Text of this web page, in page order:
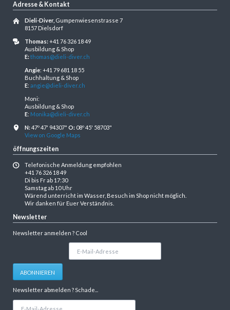
Adresse & Kontakt
Dieli-Diver, Gumpenwiesenstrasse 7
8157 Dielsdorf
Thomas:+41 76 326 18 49
Ausbildung & Shop
E:thomas@dieli-diver.ch
Angie: +41 79 681 18 55
Buchhaltung & Shop
E: angie@dieli-diver.ch
Moni:
Ausbildung & Shop
E: Monika@dieli-diver.ch
N:47º 47' 94307" O:08º 45' 58703"
View on Google Maps
öffnungszeiten
Telefonische Anmeldung empfohlen
+41 76 326 18 49
Di bis Fr ab 17:30
Samstag ab 10 Uhr
Wärend unterricht im Wasser, Besuch im Shop nicht möglich.
Wir danken für Euer Verständnis.
Newsletter
Newsletter anmelden ? Cool
Adresse
ABONNIEREN
Newsletter abmelden ? Schade...